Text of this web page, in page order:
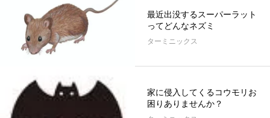
最近出没するスーパーラット
ってどんなネズミ
ターミニックス
家に侵入してくるコウモリお
困りありませんか？